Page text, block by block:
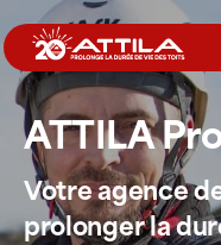
Passer
au
contenu
Le groupe
Nos services
ATTILA
Votre agence
prolonger la